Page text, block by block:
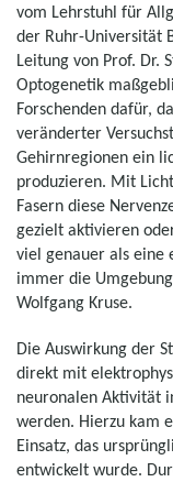
vom Lehrstuhl für
der Ruhr-Universität
Leitung von Prof. Dr.
Optogenetik
Forschenden dafür,
veränderter
Gehirnregionen ein
produzieren. Mit
Fasern diese
gezielt aktivieren
viel genauer als eine
immer die
Wolfgang Kruse.
Die Auswirkung der
direkt mit
neuronalen Aktivität
werden. Hierzu kam
Einsatz, das
entwickelt wurde.